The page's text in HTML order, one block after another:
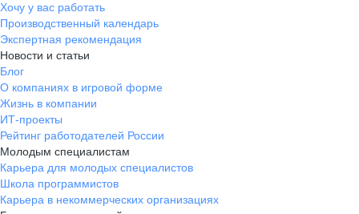
Хочу у вас работать
Производственный календарь
Экспертная рекомендация
Новости и статьи
Блог
О компаниях в игровой форме
Жизнь в компании
ИТ-проекты
Рейтинг работодателей России
Молодым специалистам
Карьера для молодых специалистов
Школа программистов
Карьера в некоммерческих организациях